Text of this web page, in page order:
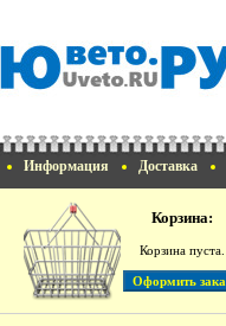
Информация Доставка
Корзина:
Корзина пуста.